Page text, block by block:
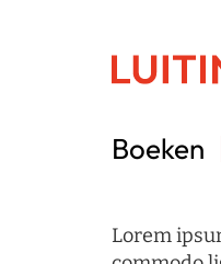
Boeken
Lorem